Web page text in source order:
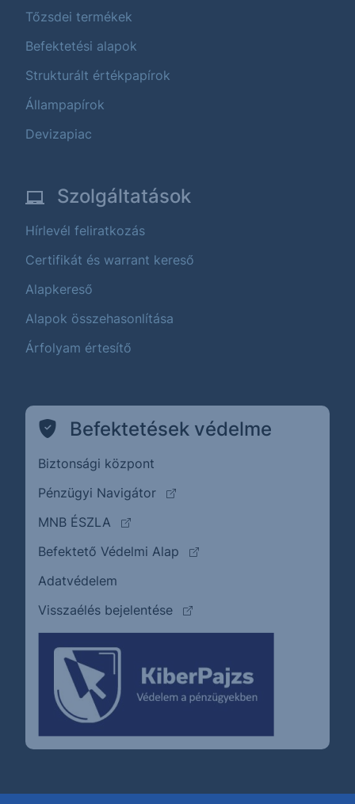
Tőzsdei termékek
Befektetési alapok
Strukturált értékpapírok
Állampapírok
Devizapiac
Szolgáltatások
Hírlevél feliratkozás
Certifikát és warrant kereső
Alapkereső
Alapok összehasonlítása
Árfolyam értesítő
Befektetések védelme
Biztonsági központ
Pénzügyi Navigátor
(külső oldalra ugrik)
MNB ÉSZLA
(külső oldalra ugrik)
Befektető Védelmi Alap
(külső oldalra ugrik)
Adatvédelem
Visszaélés bejelentése
(külső oldalra ugrik)